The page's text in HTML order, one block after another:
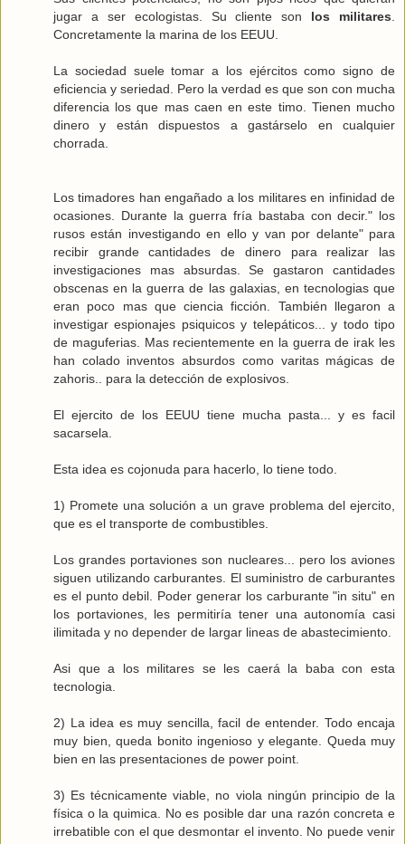
jugar a ser ecologistas. Su cliente son los militares
Concretamente la marina de los EEUU.
La sociedad suele tomar a los ejércitos como signo de
eficiencia y seriedad. Pero la verdad es que son con mucha
diferencia los que mas caen en este timo. Tienen mucho
dinero y están dispuestos a gastárselo en cualquier
chorrada.
Los timadores han engañado a los militares en infinidad de
ocasiones. Durante la guerra fría bastaba con decir." los
rusos están investigando en ello y van por delante" para
recibir grande cantidades de dinero para realizar las
investigaciones mas absurdas. Se gastaron cantidades
obscenas en la guerra de las galaxias, en tecnologias que
eran poco mas que ciencia ficción. También llegaron a
investigar espionajes psiquicos y telepáticos... y todo tipo
de maguferias. Mas recientemente en la guerra de irak les
han colado inventos absurdos como varitas mágicas de
zahoris.. para la detección de explosivos.
El ejercito de los EEUU tiene mucha pasta... y es facil
sacarsela.
Esta idea es cojonuda para hacerlo, lo tiene todo.
1) Promete una solución a un grave problema del ejercito,
que es el transporte de combustibles.
Los grandes portaviones son nucleares... pero los aviones
siguen utilizando carburantes. El suministro de carburantes
es el punto debil. Poder generar los carburante "in situ" en
los portaviones, les permitiría tener una autonomía casi
ilimitada y no depender de largar lineas de abastecimiento.
Asi que a los militares se les caerá la baba con esta
tecnologia.
2) La idea es muy sencilla, facil de entender. Todo encaja
muy bien, queda bonito ingenioso y elegante. Queda muy
bien en las presentaciones de power point.
3) Es técnicamente viable, no viola ningún principio de la
física o la quimica. No es posible dar una razón concreta e
irrebatible con el que desmontar el invento. No puede venir